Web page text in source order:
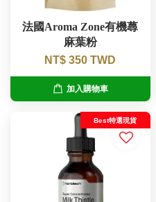
法國Aroma Zone有機蕁
麻葉粉
NT$ 350 TWD
加入購物車
Best特選現貨